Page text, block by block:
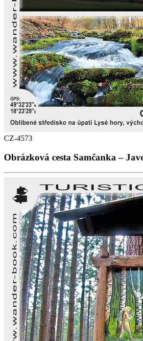
CZ-4573
Obrázková cesta Samčanka –